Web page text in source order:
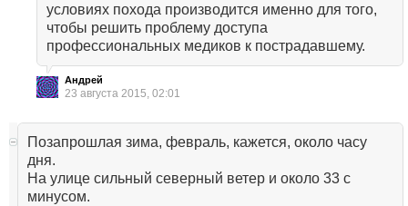
условиях похода производится именно для того,
чтобы решить проблему доступа
профессиональных медиков к пострадавшему.
Андрей
23 августа 2015, 02:01
Позапрошлая зима, февраль, кажется, около часу
дня.
На улице сильный северный ветер и около 33 с
минусом.